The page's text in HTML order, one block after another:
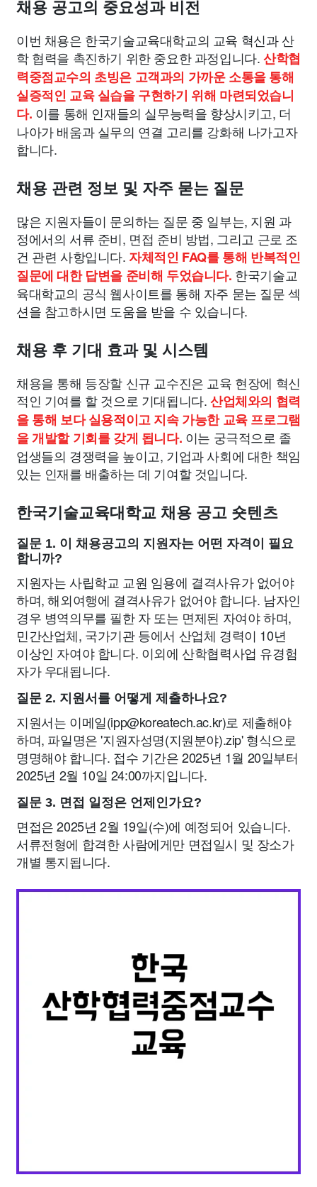
채용 공고의 중요성과 비전
이번 채용은 한국기술교육대학교의 교육 혁신과 산
학 협력을 촉진하기 위한 중요한 과정입니다.산학협
력중점교수의 초빙은 고객과의 가까운 소통을 통해
실증적인 교육 실습을 구현하기 위해 마련되었습니
다. 이를 통해 인재들의 실무능력을 향상시키고, 더
나아가 배움과 실무의 연결 고리를 강화해 나가고자
합니다.
채용 관련 정보 및 자주 묻는 질문
많은 지원자들이 문의하는 질문 중 일부는, 지원 과
정에서의 서류 준비, 면접 준비 방법, 그리고 근로 조
건 관련 사항입니다. 자체적인 FAQ를 통해 반복적인
질문에 대한 답변을 준비해 두었습니다. 한국기술교
육대학교의 공식 웹사이트를 통해 자주 묻는 질문 섹
션을 참고하시면 도움을 받을 수 있습니다.
채용 후 기대 효과 및 시스템
채용을 통해 등장할 신규 교수진은 교육 현장에 혁신
적인 기여를 할 것으로 기대됩니다.산업체와의 협력
을 통해 보다 실용적이고 지속 가능한 교육 프로그램
을 개발할 기회를 갖게 됩니다. 이는 궁극적으로 졸
업생들의 경쟁력을 높이고, 기업과 사회에 대한 책임
있는 인재를 배출하는 데 기여할 것입니다.
한국기술교육대학교 채용 공고 숏텐츠
질문 1. 이 채용공고의 지원자는 어떤 자격이 필요
합니까?
지원자는 사립학교 교원 임용에 결격사유가 없어야
하며, 해외여행에 결격사유가 없어야 합니다. 남자인
경우 병역의무를 필한 자 또는 면제된 자여야 하며,
민간산업체, 국가기관 등에서 산업체 경력이 10년
이상인 자여야 합니다. 이외에 산학협력사업 유경험
자가 우대됩니다.
질문 2. 지원서를 어떻게 제출하나요?
지원서는 이메일(ipp@koreatech.ac.kr)로 제출해야
하며, 파일명은 '지원자성명(지원분야).zip' 형식으로
명명해야 합니다. 접수 기간은 2025년 1월 20일부터
2025년 2월 10일 24:00까지입니다.
질문 3. 면접 일정은 언제인가요?
면접은 2025년 2월 19일(수)에 예정되어 있습니다.
서류전형에 합격한 사람에게만 면접일시 및 장소가
개별 통지됩니다.